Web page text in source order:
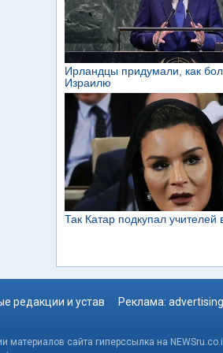
редакции и устав Реклама:
сайта гиперссылка на